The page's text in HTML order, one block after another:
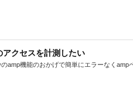
クセスを計測したい
amp機能のおかげで簡単にエラーなくamp